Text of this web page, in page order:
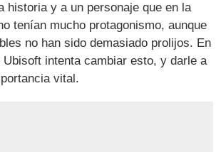
historia y a un personaje que en la
tenían mucho protagonismo, aunque
no han sido demasiado prolijos. En
intenta cambiar esto, y darle a
vital.